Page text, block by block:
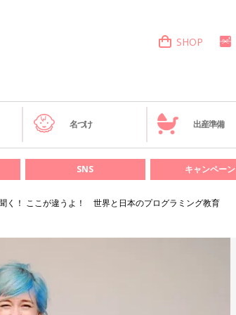
SHOP
名づけ 出産準備
SNS キャンペーン
く！ ここが違うよ！ 世界と日本のプログラミング教育